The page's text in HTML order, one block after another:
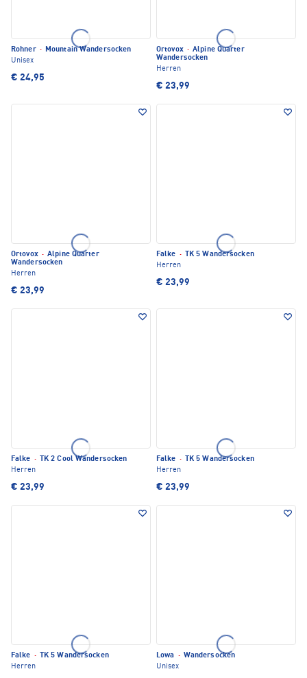
Rohner · Mountain Wandersocken
Unisex
€ 24,95
Ortovox · Alpine Quarter
Wandersocken
Herren
€ 23,99
Ortovox · Alpine Quarter
Wandersocken
Herren
€ 23,99
Falke ·
TK 5 Wandersocken
Herren
€ 23,99
Falke ·
TK 2 Cool Wandersocken
Herren
€ 23,99
Falke ·
TK 5 Wandersocken
Herren
€ 23,99
Falke ·
TK 5 Wandersocken
Herren
Lowa · Wandersocken
Unisex